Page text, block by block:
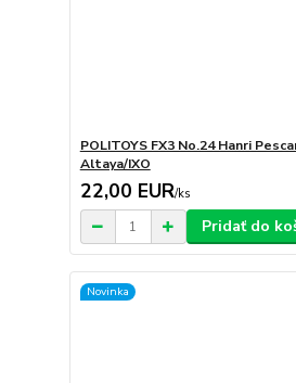
POLITOYS FX3 No.24 Hanri
Altaya/IXO
22,00 EUR/ks
Pridať do
Novinka